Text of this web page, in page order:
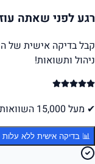
רגע לפני שאתה
קבל בדיקה אישית של
ניהול ותשואות!
✔ מעל 15,000 השוואות • אלפי משתמשים מרוצים
📊 בדיקה אישית ללא עלות